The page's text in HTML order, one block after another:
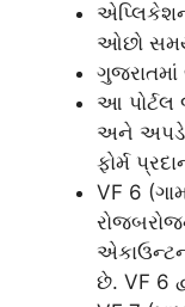
ઓછો
ગુજરાતમાં
આ પોર્ટલ
અને અપડેટ
ફોર્મ
VF 6
છે. VF 6